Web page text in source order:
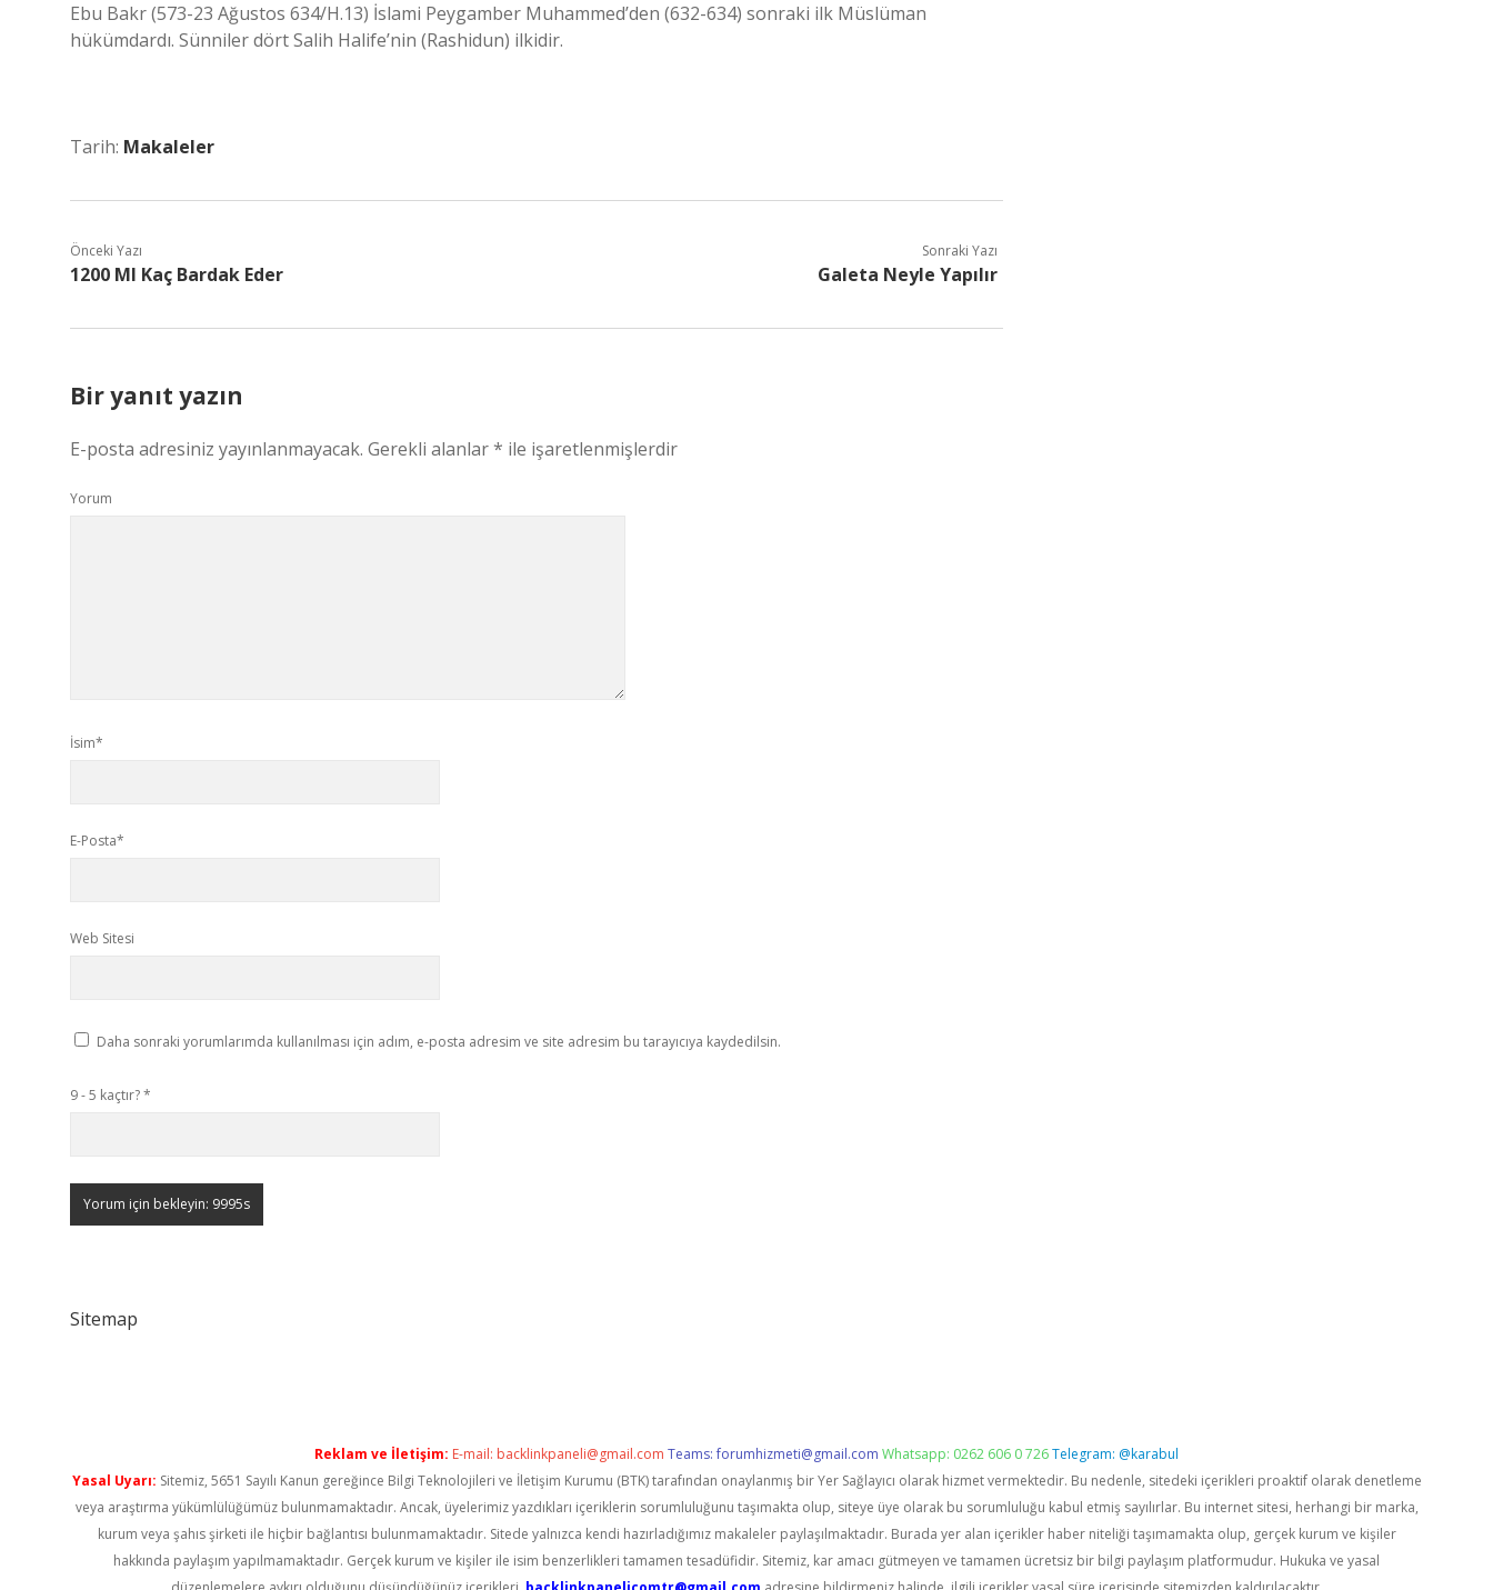
Ebu Bakr (573-23 Ağustos 634/H.13) İslami Peygamber Muhammed’den (632-634) sonraki ilk Müslüman
hükümdardı. Sünniler dört Salih Halife’nin (Rashidun) ilkidir.
Tarih: Makaleler
Önceki Yazı
1200 Ml Kaç Bardak Eder
Sonraki Yazı
Galeta Neyle Yapılır
Bir yanıt yazın
E-posta adresiniz yayınlanmayacak. Gerekli alanlar* ile işaretlenmişlerdir
Yorum
İsim*
E-Posta*
Web Sitesi
Daha sonraki yorumlarımda kullanılması için adım, e-posta adresim ve site adresim bu tarayıcıya kaydedilsin.
9 - 5 kaçtır?*
Sitemap
Reklam ve İletişim: E-mail: backlinkpaneli@gmail.com Teams:forumhizmeti@gmail.com Whatsapp: 0262 606 0 726Telegram: @karabul
Yasal Uyarı: Sitemiz, 5651 Sayılı Kanun gereğince Bilgi Teknolojileri ve İletişim Kurumu (BTK) tarafından onaylanmış bir Yer Sağlayıcı olarak hizmet vermektedir. Bu nedenle, sitedeki içerikleri proaktif olarak denetleme
veya araştırma yükümlülüğümüz bulunmamaktadır. Ancak, üyelerimiz yazdıkları içeriklerin sorumluluğunu taşımakta olup, siteye üye olarak bu sorumluluğu kabul etmiş sayılırlar. Bu internet sitesi, herhangi bir marka,
kurum veya şahıs şirketi ile hiçbir bağlantısı bulunmamaktadır. Sitede yalnızca kendi hazırladığımız makaleler paylaşılmaktadır. Burada yer alan içerikler haber niteliği taşımamakta olup, gerçek kurum ve kişiler
hakkında paylaşım yapılmamaktadır. Gerçek kurum ve kişiler ile isim benzerlikleri tamamen tesadüfidir. Sitemiz, kar amacı gütmeyen ve tamamen ücretsiz bir bilgi paylaşım platformudur. Hukuka ve yasal